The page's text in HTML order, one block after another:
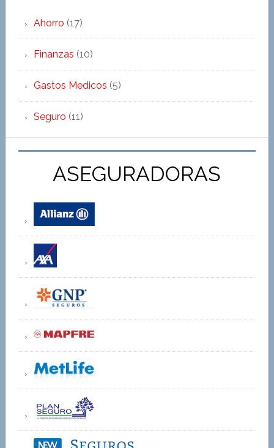
Ahorro (17)
Finanzas (10)
Gastos Medicos (5)
Seguro (11)
ASEGURADORAS